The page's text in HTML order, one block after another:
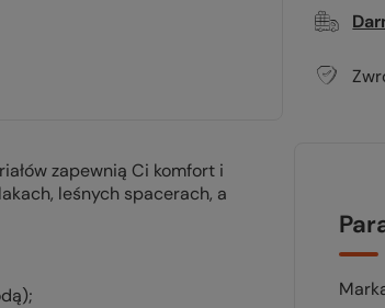
zapewnią Ci komfort i
leśnych spacerach, a